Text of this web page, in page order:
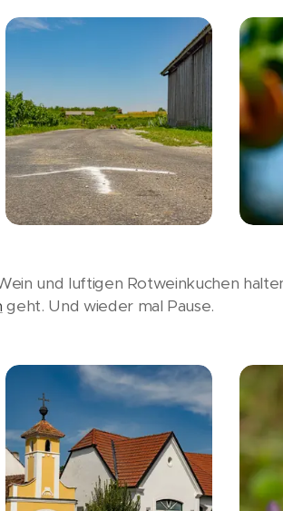
und luftigen Rotweinkuchen
geht. Und wieder mal Pause.